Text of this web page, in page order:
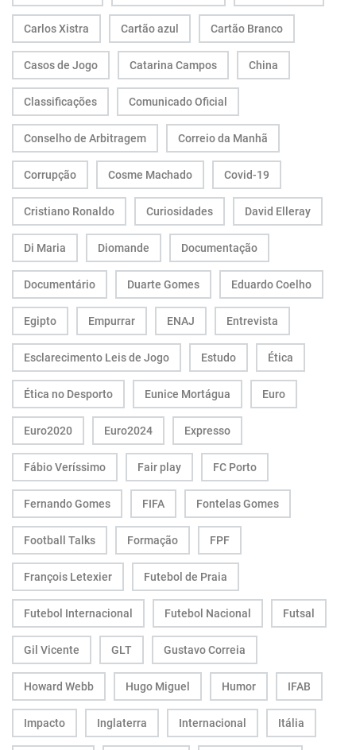
Carlos Xistra Cartão azul Cartão Branco
Casos de Jogo Catarina Campos China
Classificações Comunicado Oficial
Conselho de Arbitragem Correio da Manhã
Corrupção Cosme Machado Covid-19
Cristiano Ronaldo Curiosidades David Elleray
Di Maria Diomande Documentação
Documentário Duarte Gomes Eduardo Coelho
Egipto Empurrar ENAJ Entrevista
Esclarecimento Leis de Jogo Estudo Ética
Ética no Desporto Eunice Mortágua Euro
Euro2020 Euro2024 Expresso
Fábio Veríssimo Fair play FC Porto
Fernando Gomes FIFA Fontelas Gomes
Football Talks Formação FPF
François Letexier Futebol de Praia
Futebol Internacional Futebol Nacional Futsal
Gil Vicente GLT Gustavo Correia
Howard Webb Hugo Miguel Humor IFAB
Impacto Inglaterra Internacional Itália